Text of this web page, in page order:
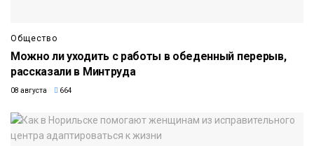
Общество
Можно ли уходить с работы в обеденный перерыв,
рассказали в Минтруда
08 августа 664